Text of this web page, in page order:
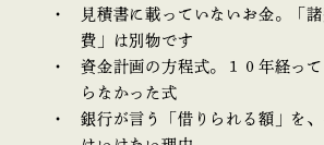
見積書に載っていないお金。「
費」は別物です
資金計画の方程式。１０年経っ
らなかった式
銀行が言う「借りられる額」を